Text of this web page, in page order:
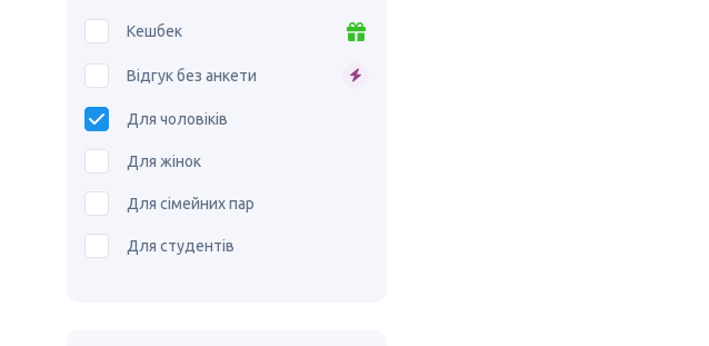
Кешбек
Відгук без анкети
Для чоловіків
Для жінок
Для сімейних пар
Для студентів